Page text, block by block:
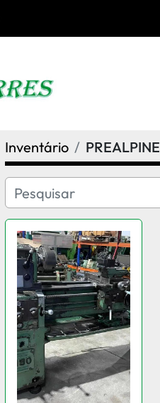
Inventário PREALPINE